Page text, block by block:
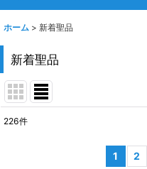
ホーム > 新着聖品
新着聖品
226件
1 2